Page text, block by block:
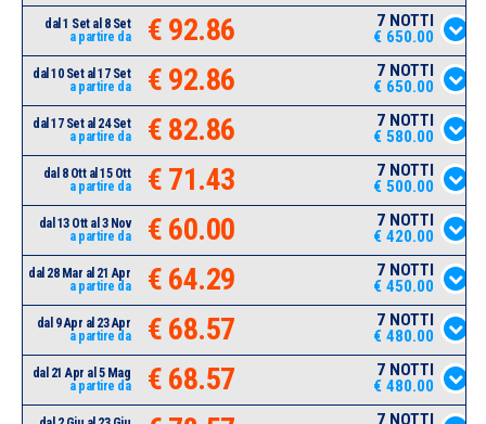
dal 1 Set al 8 Set
a partire da
€ 92.86
7 NOTTI
€ 650.00
dal 10 Set al 17 Set
a partire da
€ 92.86
7 NOTTI
€ 650.00
dal 17 Set al 24 Set
a partire da
€ 82.86
7 NOTTI
€ 580.00
dal 8 Ott al 15 Ott
a partire da
€ 71.43
7 NOTTI
€ 500.00
dal 13 Ott al 3 Nov
a partire da
€ 60.00
7 NOTTI
€ 420.00
dal 28 Mar al 21 Apr
a partire da
€ 64.29
7 NOTTI
€ 450.00
dal 9 Apr al 23 Apr
a partire da
€ 68.57
7 NOTTI
€ 480.00
dal 21 Apr al 5 Mag
a partire da
€ 68.57
7 NOTTI
€ 480.00
7 NOTTI